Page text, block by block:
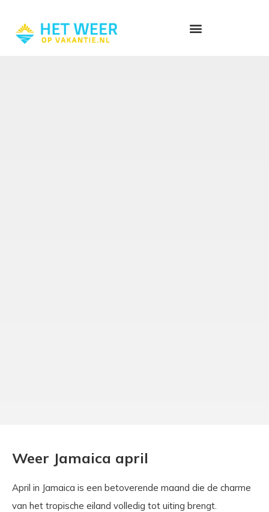
Weer Jamaica april
April in Jamaica is een betoverende maand die de charme
van het tropische eiland volledig tot uiting brengt.